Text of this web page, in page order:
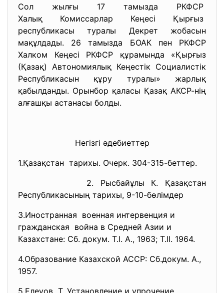
Сол жылғы 17 тамызда РКФСР
Халық Комиссарлар Кеңесі Қырғыз
республикасы туралы Декрет жобасын
мақұлдады. 26 тамызда БОАК пен РКФСР
Халком Кеңесі РКФСР құрамында «Қырғыз
(Қазақ) Автономиялық Кеңестік Социалистік
Республикасын құру туралы» жарлық
қабылданды. Орынбор қаласы Қазақ АКСР-нің
алғашқы астанасы болды.
Негізгі әдебиеттер
1.Қазақстан тарихы. Очерк. 304-315-беттер.
2. Рысбайұлы К. Қазақстан
Республикасының тарихы, 9-10-бөлімдер
3.Иностранная военная интервенция и
гражданская война в Средней Азии и
Казахстане: Сб. докум. Т.I. А., 1963; Т.II. 1964.
4.Образование Казахской АССР: Сб.докум. А.,
1957.
5.Елеуов Т. Установление и упрочение